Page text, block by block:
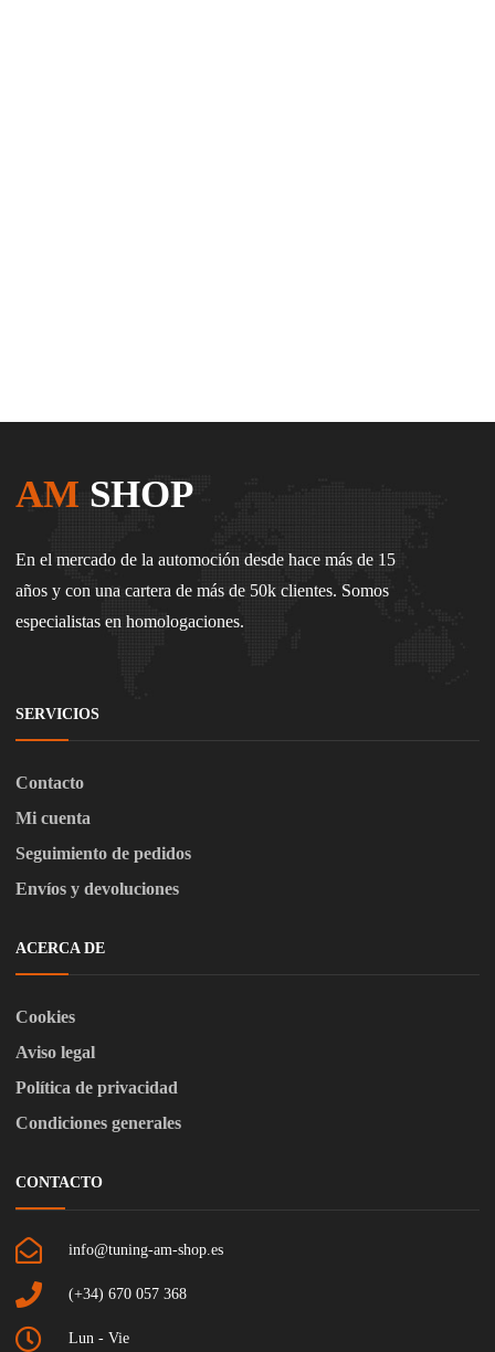
AM SHOP
En el mercado de la automoción desde hace más de 15
años y con una cartera de más de 50k clientes. Somos
especialistas en homologaciones.
SERVICIOS
Contacto
Mi cuenta
Seguimiento de pedidos
Envíos y devoluciones
ACERCA DE
Cookies
Aviso legal
Política de privacidad
Condiciones generales
CONTACTO
info@tuning-am-shop.es
(+34) 670 057 368
Lun - Vie